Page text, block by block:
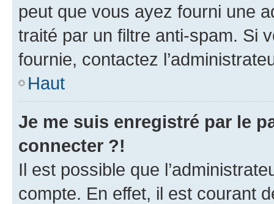
peut que vous ayez fourni une
traité par un filtre anti-spam. Si
fournie, contactez
Haut
Je me suis enregistré par le
connecter ?!
Il est possible que
compte. En effet, il est courant